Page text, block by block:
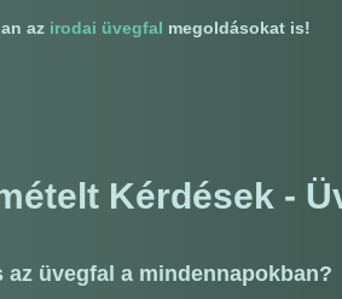
az irodai üvegfal megoldásokat is!
Kérdések -
üvegfal a mindennapokban?